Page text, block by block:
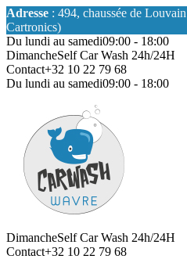
Adresse : 494, chaussée de
Cartronics)
Du lundi au samedi09:00 - 18:00
DimancheSelf Car Wash 24h/24H
Contact+32 10 22 79 68
Du lundi au samedi09:00 - 18:00
DimancheSelf Car Wash 24h/24H
Contact+32 10 22 79 68